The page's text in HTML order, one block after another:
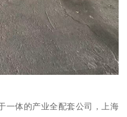
一体的产业全配套公司，上海